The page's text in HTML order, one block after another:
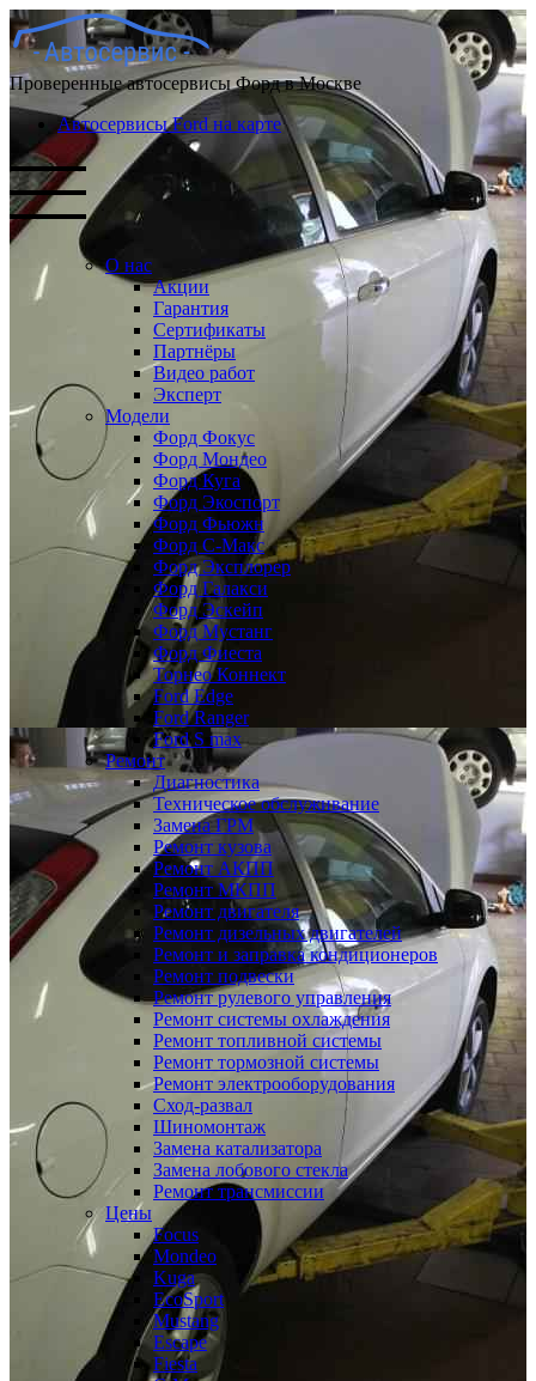
Проверенные автосервисы Форд в Москве
Автосервисы Ford на карте
О нас
Акции
Гарантия
Сертификаты
Партнёры
Видео работ
Эксперт
Модели
Форд Фокус
Форд Мондео
Форд Куга
Форд Экоспорт
Форд Фьюжн
Форд С-Макс
Форд Эксплорер
Форд Галакси
Форд Эскейп
Форд Мустанг
Форд Фиеста
Торнео Коннект
Ford Edge
Ford Ranger
Ford S max
Ремонт
Диагностика
Техническое обслуживание
Замена ГРМ
Ремонт кузова
Ремонт АКПП
Ремонт МКПП
Ремонт двигателя
Ремонт дизельных двигателей
Ремонт и заправка кондиционеров
Ремонт подвески
Ремонт рулевого управления
Ремонт системы охлаждения
Ремонт топливной системы
Ремонт тормозной системы
Ремонт электрооборудования
Сход-развал
Шиномонтаж
Замена катализатора
Замена лобового стекла
Ремонт трансмиссии
Цены
Focus
Mondeo
Kuga
EcoSport
Mustang
Escape
Fiesta